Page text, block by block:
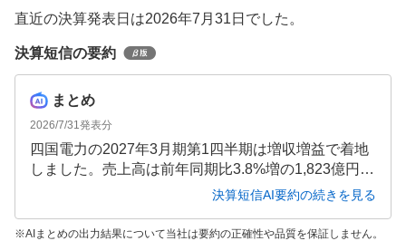
直近の決算発表日は2026年7月31日でした。
決算短信の要約
まとめ
2026/7/31 発表分
四国電力の2027年3月期第1四半期は増収増益で着地
しました。売上高は前年同期比3.8%増の1,823億円、
営業利益は同3.8%増の235億円、経常利益は持分法
利益は同29.1%増の197億円となりました。通期は大
決算短信AI要約の続きを見る
AIまとめの出力結果について当社は要約の正確性や品質を保証しません。